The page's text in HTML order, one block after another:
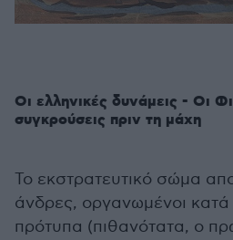
Οι ελληνικές δυνάμεις - Οι
συγκρούσεις πριν τη μάχη
Το εκστρατευτικό σώμα
άνδρες, οργανωμένοι
πρότυπα (πιθανότατα, ο